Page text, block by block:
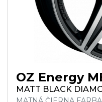
OZ Energy
MATT BLACK